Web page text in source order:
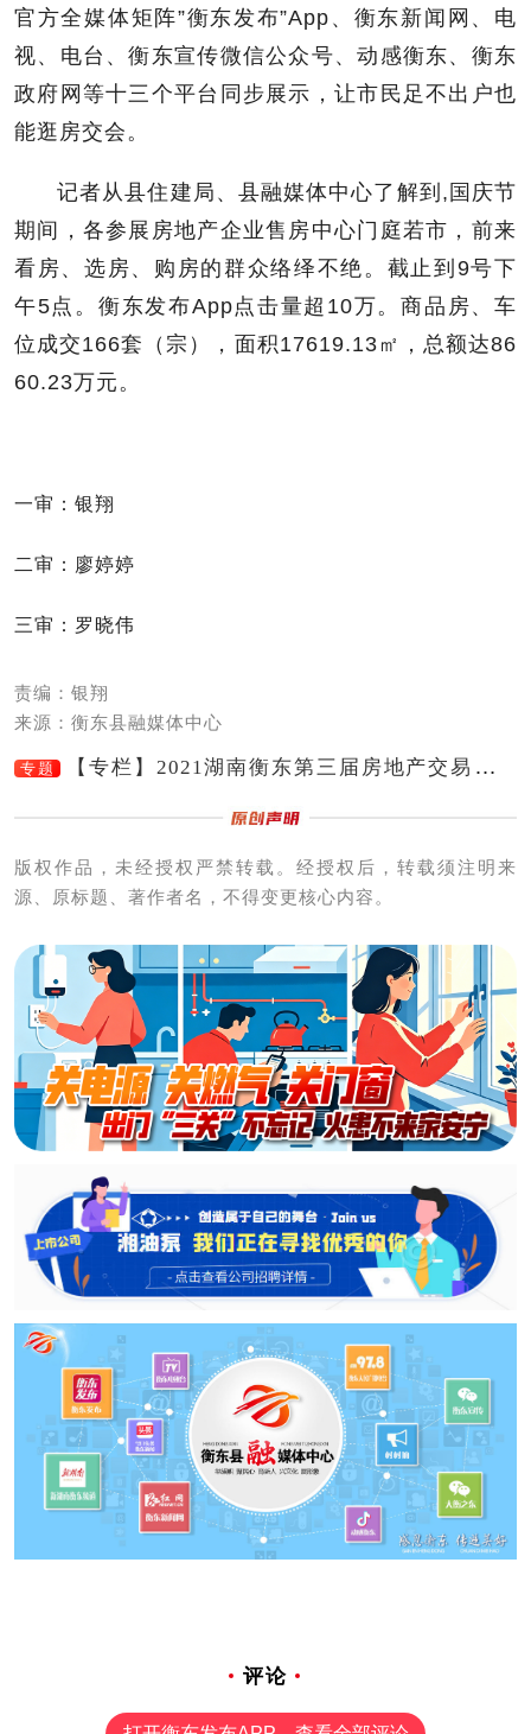
官方全媒体矩阵”衡东发布”App、衡东新闻网、电
视、电台、衡东宣传微信公众号、动感衡东、衡东
政府网等十三个平台同步展示，让市民足不出户也
能逛房交会。
记者从县住建局、县融媒体中心了解到,国庆节
期间，各参展房地产企业售房中心门庭若市，前来
看房、选房、购房的群众络绎不绝。截止到9号下
午5点。衡东发布App点击量超10万。商品房、车
位成交166套（宗），面积17619.13㎡，总额达86
60.23万元。
一审：银翔
二审：廖婷婷
三审：罗晓伟
责编：银翔
来源：衡东县融媒体中心
专题
【专栏】2021湖南衡东第三届房地产交易展示
版权作品，未经授权严禁转载。经授权后，转载须注明来
源、原标题、著作者名，不得变更核心内容。
评论